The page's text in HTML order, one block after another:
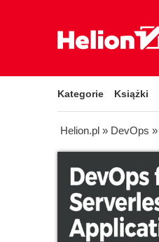
Kategorie Książki
Helion.pl » DevOps »